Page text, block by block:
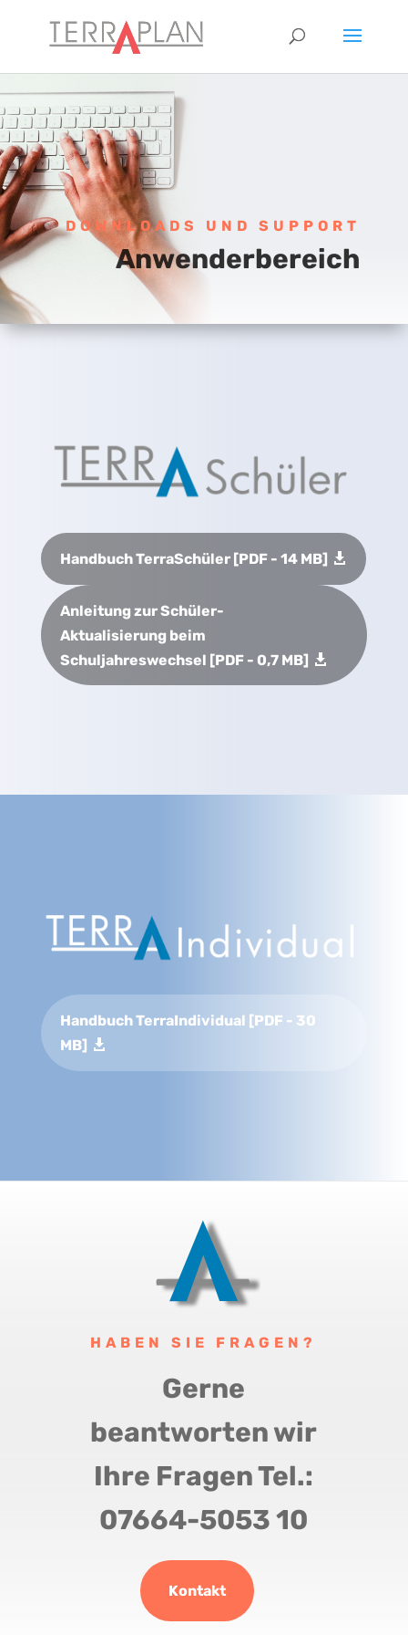
DOWNLOADS UND SUPPORT
Anwenderbereich
Handbuch TerraSchüler [PDF - 14 MB]
Anleitung zur Schüler-
Aktualisierung beim
Schuljahreswechsel [PDF - 0,7 MB]
Handbuch TerraIndividual [PDF - 30
MB]
HABEN SIE FRAGEN?
Gerne
beantworten wir
Ihre Fragen Tel.:
07664-5053 10
Kontakt